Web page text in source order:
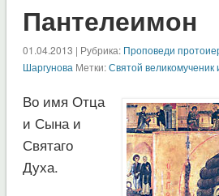
Пантелеимон
01.04.2013 | Рубрика: Проповеди
Шаргунова Метки:Святой
Во имя Отца
и Сына и
Святаго
Духа.